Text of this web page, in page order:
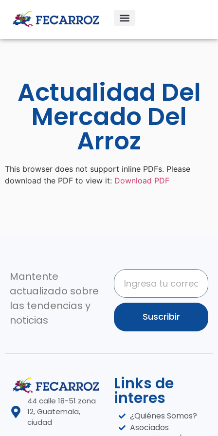
Actualidad Del
Mercado Del
Arroz
This browser does not support inline PDFs. Please
download the PDF to view it: Download PDF
Mantente
actualizado sobre
las tendencias y
noticias
Suscribir
44 calle 18-51 zona
12, Guatemala,
ciudad
Links de
interes
¿Quiénes Somos?
Asociados